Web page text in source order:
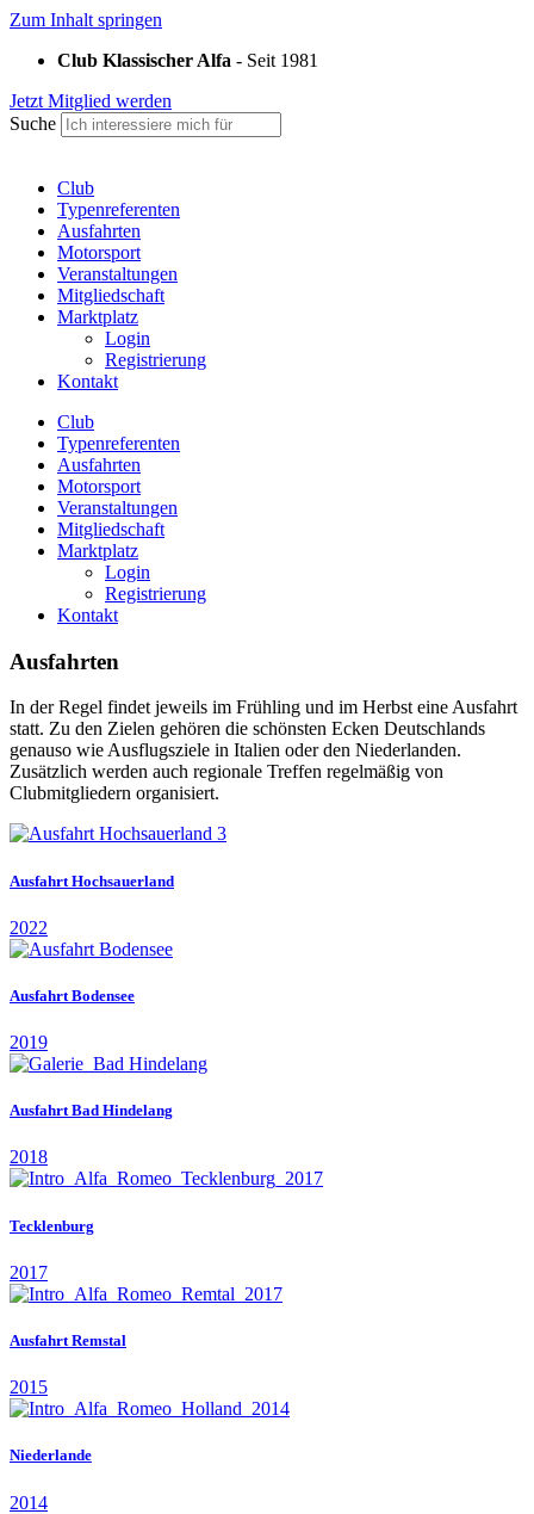
Zum Inhalt springen
Club Klassischer Alfa - Seit 1981
Jetzt Mitglied werden
Suche
Club
Typenreferenten
Ausfahrten
Motorsport
Veranstaltungen
Mitgliedschaft
Marktplatz
Login
Registrierung
Kontakt
Club
Typenreferenten
Ausfahrten
Motorsport
Veranstaltungen
Mitgliedschaft
Marktplatz
Login
Registrierung
Kontakt
Ausfahrten
In der Regel findet jeweils im Frühling und im Herbst eine Ausfahrt
statt. Zu den Zielen gehören die schönsten Ecken Deutschlands
genauso wie Ausflugsziele in Italien oder den Niederlanden.
Zusätzlich werden auch regionale Treffen regelmäßig von
Clubmitgliedern organisiert.
Ausfahrt Hochsauerland
2022
Ausfahrt Bodensee
2019
Ausfahrt Bad Hindelang
2018
Tecklenburg
2017
Ausfahrt Remstal
2015
Niederlande
2014